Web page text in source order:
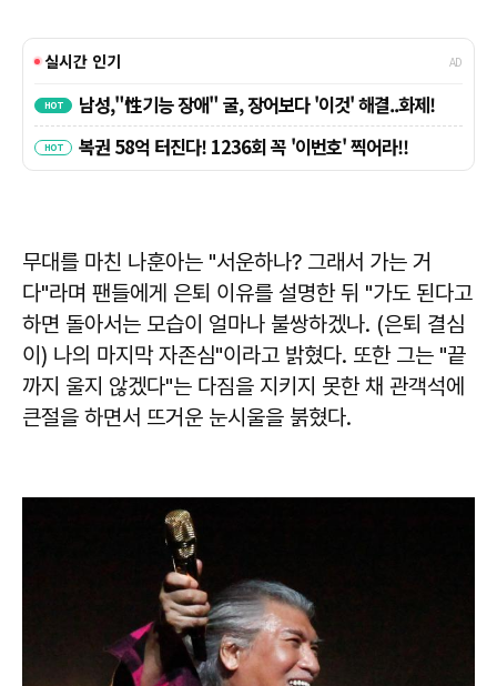
무대를 마친 나훈아는 "서운하나? 그래서 가는 거
다"라며 팬들에게 은퇴 이유를 설명한 뒤 "가도 된다고
하면 돌아서는 모습이 얼마나 불쌍하겠나. (은퇴 결심
이) 나의 마지막 자존심"이라고 밝혔다. 또한 그는 "끝
까지 울지 않겠다"는 다짐을 지키지 못한 채 관객석에
큰절을 하면서 뜨거운 눈시울을 붉혔다.